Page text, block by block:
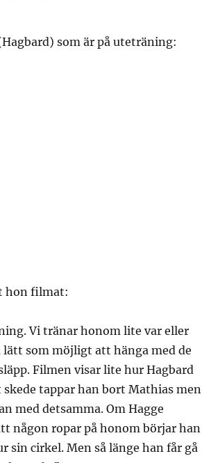
som är på uteträning:
hon filmat:
Vi tränar honom lite var eller
som möjligt att hänga med de
Filmen visar lite hur Hagbard
tappar han bort Mathias men
med detsamma. Om Hagge
någon ropar på honom börjar han
sin cirkel. Men så länge han får gå